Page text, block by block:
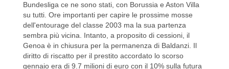
Bundesliga ce ne sono stati, con Borussia e Aston Villa
su tutti. Ore importanti per capire le prossime mosse
dell'entourage del classe 2003 ma la sua partenza
sembra più vicina. Intanto, a proposito di cessioni, il
Genoa è in chiusura per la permanenza di Baldanzi. Il
diritto di riscatto per il prestito accordato lo scorso
gennaio era di 9.7 milioni di euro con il 10% sulla futura